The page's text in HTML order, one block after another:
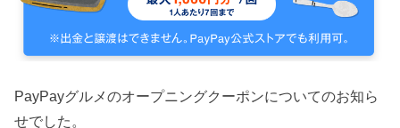
PayPayグルメのオープニングクーポンについてのお知ら
せでした。